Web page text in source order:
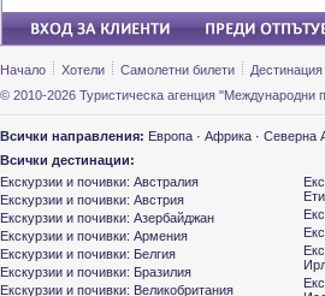
Начало Хотели Самолетни билети
© 2010-2026 Туристическа агенция "Международни
Всички направления: Европа · Африка · Северна
Всички дестинации:
Екскурзии и почивки: Австралия
Екскурзии и почивки: Австрия
Екскурзии и почивки: Азербайджан
Екскурзии и почивки: Армения
Екскурзии и почивки: Белгия
Екскурзии и почивки: Бразилия
Екскурзии и почивки: Великобритания